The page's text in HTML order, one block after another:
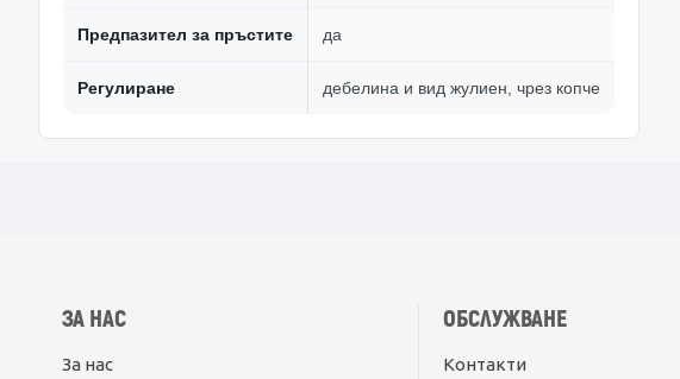
Предпазител за пръстите да
Регулиране дебелина и вид жулиен, чрез копче
ЗА НАС
За нас
ОБСЛУЖВАНЕ
Контакти